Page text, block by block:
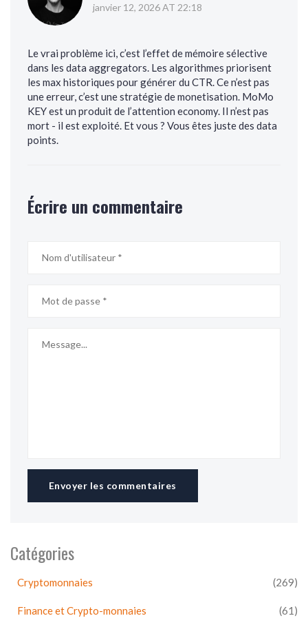
janvier 12, 2026 AT 22:18
Le vrai problème ici, c’est l’effet de mémoire sélective
dans les data aggregators. Les algorithmes priorisent
les max historiques pour générer du CTR. Ce n’est pas
une erreur, c’est une stratégie de monetisation. MoMo
KEY est un produit de l’attention economy. Il n’est pas
mort - il est exploité. Et vous ? Vous êtes juste des data
points.
Écrire un commentaire
Envoyer les commentaires
Catégories
Cryptomonnaies (269)
Finance et Crypto-monnaies (61)